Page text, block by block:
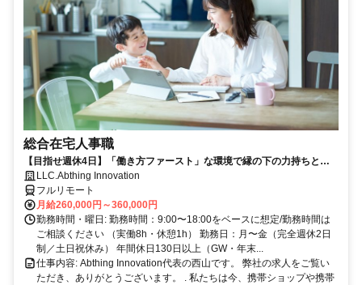
総合在宅人事職
【目指せ週休4日】「働き方ファースト」な環境で縁の下の力持ちとし
て活躍する人事ポジション｜20代30代活躍中
LLC.Abthing Innovation
フルリモート
月給260,000円～360,000円
勤務時間・曜日: 勤務時間：9:00〜18:00をベースに想定/勤務時間は
ご相談ください （実働8h・休憩1h） 勤務日：月〜金（完全週休2日
制／土日祝休み） 年間休日130日以上（GW・年末...
仕事内容: Abthing Innovation代表の西山です。 弊社の求人をご覧い
ただき、ありがとうございます。 . 私たちは今、携帯ショップや携帯